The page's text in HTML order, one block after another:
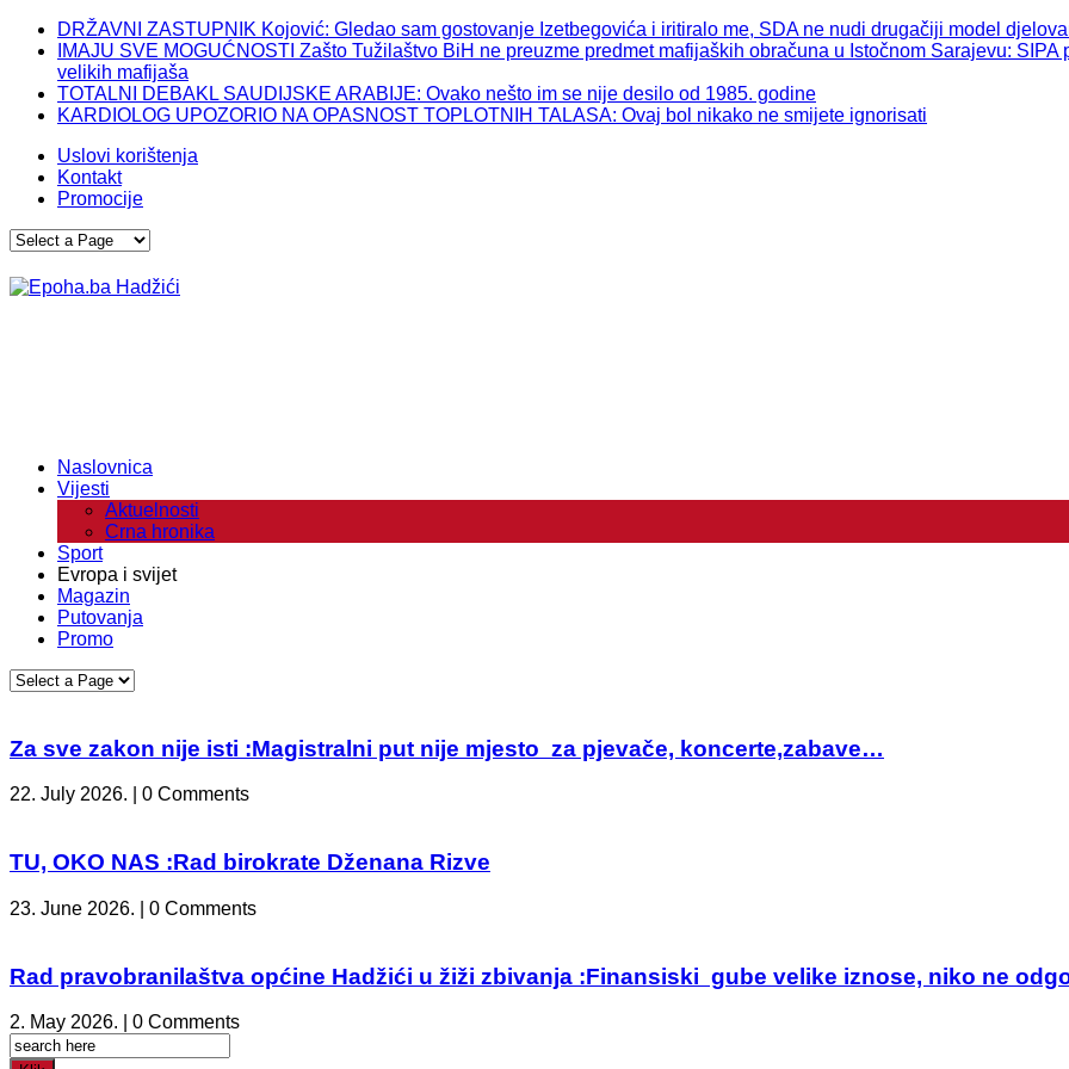
DRŽAVNI ZASTUPNIK Kojović: Gledao sam gostovanje Izetbegovića i iritiralo me, SDA ne nudi drugačiji model
IMAJU SVE MOGUĆNOSTI Zašto Tužilaštvo BiH ne preuzme predmet mafijaških obračuna u Istočnom Sarajevu:
velikih mafijaša
TOTALNI DEBAKL SAUDIJSKE ARABIJE: Ovako nešto im se nije desilo od 1985. godine
KARDIOLOG UPOZORIO NA OPASNOST TOPLOTNIH TALASA: Ovaj bol nikako ne smijete ignorisati
Uslovi korištenja
Kontakt
Promocije
Naslovnica
Vijesti
Aktuelnosti
Crna hronika
Sport
Evropa i svijet
Magazin
Putovanja
Promo
Za sve zakon nije isti :Magistralni put nije mjesto za pjevače, koncerte,zabave…
22. July 2026. | 0 Comments
TU, OKO NAS :Rad birokrate Dženana Rizve
23. June 2026. | 0 Comments
Rad pravobranilaštva općine Hadžići u žiži zbivanja :Finansiski gube velike iznose, niko ne
2. May 2026. | 0 Comments